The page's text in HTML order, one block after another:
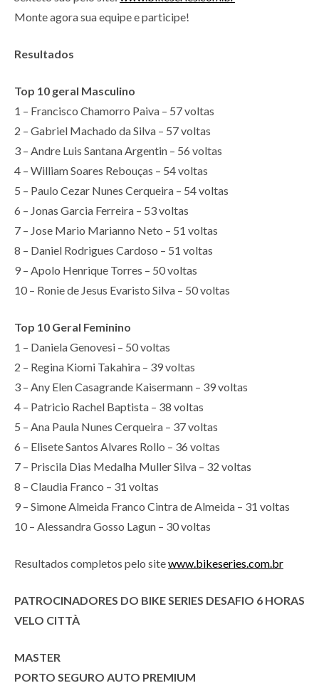
Monte agora sua equipe e participe!
Resultados
Top 10 geral Masculino
1 – Francisco Chamorro Paiva – 57 voltas
2 – Gabriel Machado da Silva – 57 voltas
3 – Andre Luis Santana Argentin – 56 voltas
4 – William Soares Rebouças – 54 voltas
5 – Paulo Cezar Nunes Cerqueira – 54 voltas
6 – Jonas Garcia Ferreira – 53 voltas
7 – Jose Mario Marianno Neto – 51 voltas
8 – Daniel Rodrigues Cardoso – 51 voltas
9 – Apolo Henrique Torres – 50 voltas
10 – Ronie de Jesus Evaristo Silva – 50 voltas
Top 10 Geral Feminino
1 – Daniela Genovesi – 50 voltas
2 – Regina Kiomi Takahira – 39 voltas
3 – Any Elen Casagrande Kaisermann – 39 voltas
4 – Patricio Rachel Baptista – 38 voltas
5 – Ana Paula Nunes Cerqueira – 37 voltas
6 – Elisete Santos Alvares Rollo – 36 voltas
7 – Priscila Dias Medalha Muller Silva – 32 voltas
8 – Claudia Franco – 31 voltas
9 – Simone Almeida Franco Cintra de Almeida – 31 voltas
10 – Alessandra Gosso Lagun – 30 voltas
Resultados completos pelo sitewww.bikeseries.com.br
PATROCINADORES DO BIKE SERIES DESAFIO 6 HORAS
VELO CITTÀ
MASTER
PORTO SEGURO AUTO PREMIUM